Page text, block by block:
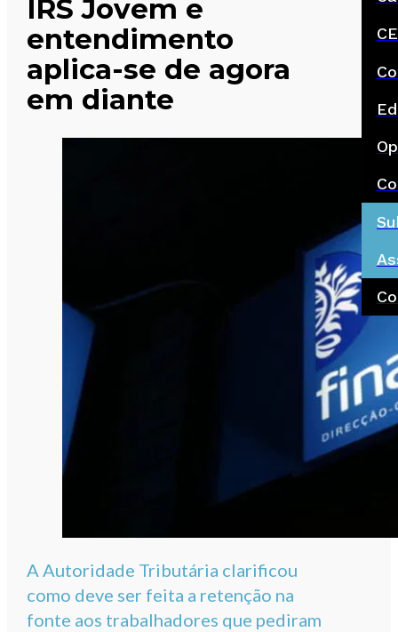
IRS Jovem e
entendimento
aplica-se de agora
em diante
A Autoridade Tributária clarificou
como deve ser feita a retenção na
fonte aos trabalhadores que pediram